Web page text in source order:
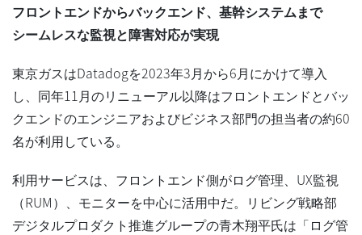
フロントエンドからバックエンド、基幹システムまで
シームレスな監視と障害対応が実現
東京ガスはDatadogを2023年3月から6月にかけて導入
し、同年11月のリニューアル以降はフロントエンドとバッ
クエンドのエンジニアおよびビジネス部門の担当者の約60
名が利用している。
利用サービスは、フロントエンド側がログ管理、UX監視
（RUM）、モニターを中心に活用中だ。リビング戦略部
デジタルプロダクト推進グループの青木翔平氏は「ログ管